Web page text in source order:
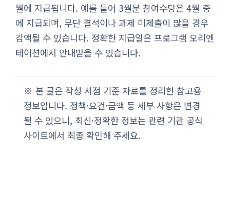
월에 지급됩니다. 예를 들어 3월분 참여수당은 4월 중
에 지급되며, 무단 결석이나 과제 미제출이 많을 경우
감액될 수 있습니다. 정확한 지급일은 프로그램 오리엔
테이션에서 안내받을 수 있습니다.
※ 본 글은 작성 시점 기준 자료를 정리한 참고용
정보입니다. 정책·요건·금액 등 세부 사항은 변경
될 수 있으니, 최신·정확한 정보는 관련 기관 공식
사이트에서 최종 확인해 주세요.